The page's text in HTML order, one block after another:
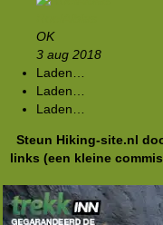
OK
3 aug 2018
Laden…
Laden…
Laden…
Steun Hiking-site.nl
links (een kleine